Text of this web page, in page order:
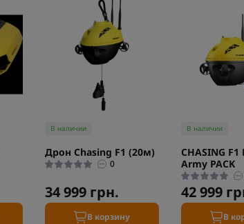
В наличии
Дрон Chasing F1 (20м)
0
34 999 грн.
В корзину
В наличии
CHASING F1
Army PACK
42 999
В